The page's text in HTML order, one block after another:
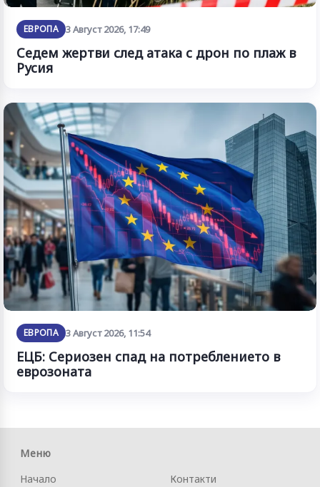
ЕВРОПА 3 Август 2026, 17:49
Седем жертви след атака с дрон по плаж в
Русия
ЕВРОПА 3 Август 2026, 11:54
ЕЦБ: Сериозен спад на потреблението в
еврозоната
Меню
Начало
Контакти